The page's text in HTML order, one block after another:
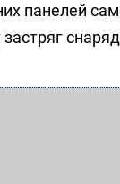
застряг